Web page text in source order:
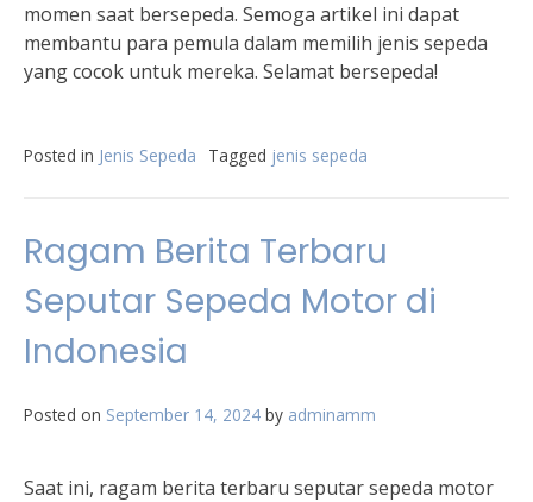
momen saat bersepeda. Semoga artikel ini dapat
membantu para pemula dalam memilih jenis sepeda
yang cocok untuk mereka. Selamat bersepeda!
Posted in Jenis Sepeda Tagged jenis sepeda
Ragam Berita Terbaru
Seputar Sepeda Motor di
Indonesia
Posted on September 14, 2024 by adminamm
Saat ini, ragam berita terbaru seputar sepeda motor